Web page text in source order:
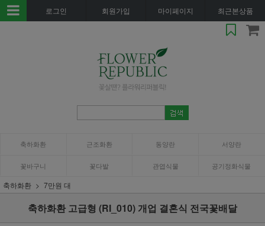
로그인 회원가입 마이페이지 최근본상품
축하화환 근조화환 동양란 서양란
꽃바구니 꽃다발 관엽식물 공기정화식물
축하화환 7만원 대
축하화환 고급형 (RI_010) 개업 결혼식 전국꽃배달